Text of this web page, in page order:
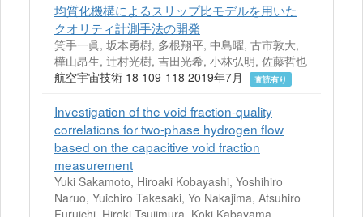
均質化機構によるスリップ比モデルを用いた
クオリティ計測手法の開発
箕手一眞, 坂本勇樹, 多根翔平, 中島曜, 古市敦大,
樺山昂生, 辻村光樹, 吉田光希, 小林弘明, 佐藤哲也
航空宇宙技術 18 109-118 2019年7月
査読有り
Investigation of the void fraction-quality
correlations for two-phase hydrogen flow
based on the capacitive void fraction
measurement
Yuki Sakamoto, Hiroaki Kobayashi, Yoshihiro
Naruo, Yuichiro Takesaki, Yo Nakajima, Atsuhiro